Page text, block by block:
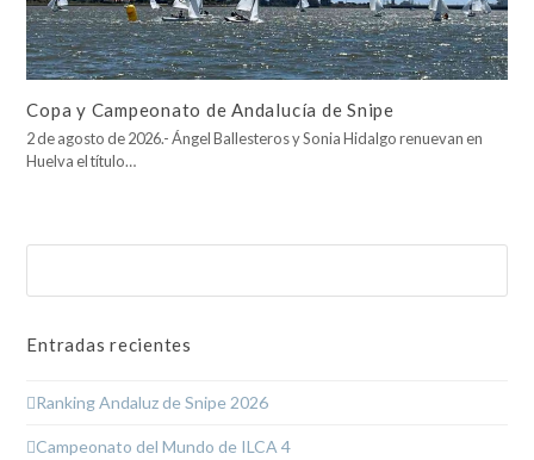
Copa y Campeonato de Andalucía de Snipe
2 de agosto de 2026.- Ángel Ballesteros y Sonia Hidalgo renuevan en
Huelva el título…
Entradas recientes
Ranking Andaluz de Snipe 2026
Campeonato del Mundo de ILCA 4